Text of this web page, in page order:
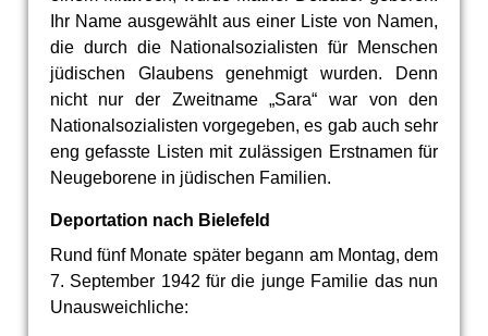
Ihr Name ausgewählt aus einer Liste von Namen,
die durch die Nationalsozialisten für Menschen
jüdischen Glaubens genehmigt wurden. Denn
nicht nur der Zweitname „Sara“ war von den
Nationalsozialisten vorgegeben, es gab auch sehr
eng gefasste Listen mit zulässigen Erstnamen für
Neugeborene in jüdischen Familien.
Deportation nach Bielefeld
Rund fünf Monate später begann am Montag, dem
7. September 1942 für die junge Familie das nun
Unausweichliche: